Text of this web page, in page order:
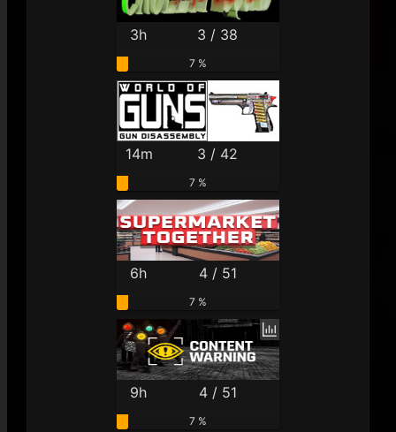
3h 3 / 38
7 %
14m 3 / 42
7 %
6h 4 / 51
7 %
9h 4 / 51
7 %